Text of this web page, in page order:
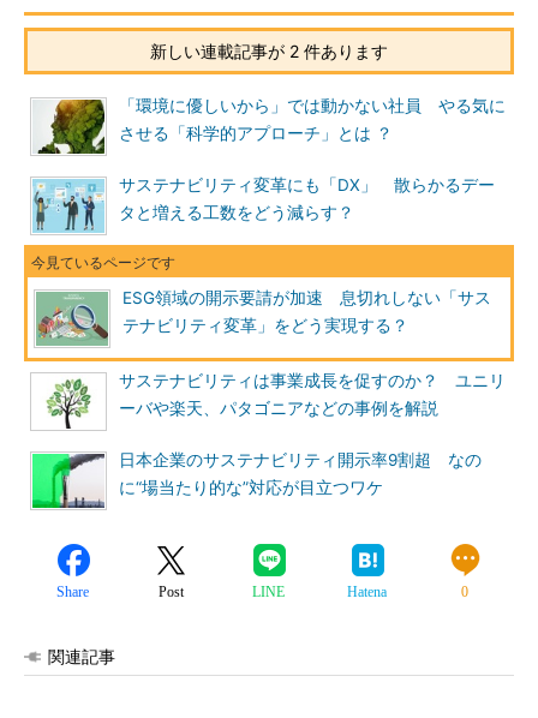
新しい連載記事が 2 件あります
「環境に優しいから」では動かない社員 やる気に
させる「科学的アプローチ」とは ？
サステナビリティ変革にも「DX」 散らかるデー
タと増える工数をどう減らす？
ESG領域の開示要請が加速 息切れしない「サス
テナビリティ変革」をどう実現する？
サステナビリティは事業成長を促すのか？ ユニリ
ーバや楽天、パタゴニアなどの事例を解説
日本企業のサステナビリティ開示率9割超 なの
に“場当たり的な”対応が目立つワケ
Share Post LINE Hatena 0
関連記事